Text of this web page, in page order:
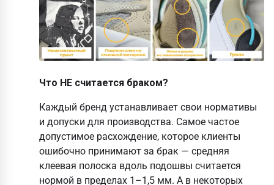
Что НЕ считается браком?
Каждый бренд устанавливает свои нормативы
и допуски для производства. Самое частое
допустимое расхождение, которое клиенты
ошибочно принимают за брак — средняя
клеевая полоска вдоль подошвы считается
нормой в пределах 1–1,5 мм. А в некоторых